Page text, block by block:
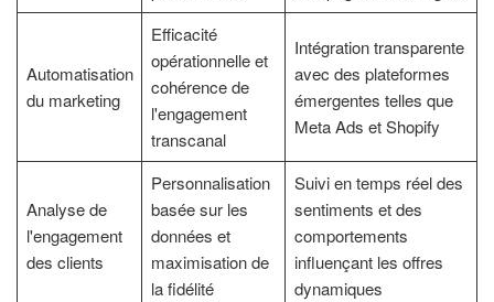
Automatisation
du marketing
Efficacité
opérationnelle et
cohérence de
l'engagement
transcanal
Intégration transparente
avec des plateformes
émergentes telles que
Meta Ads et Shopify
Analyse de
l'engagement
des clients
Personnalisation
basée sur les
données et
maximisation de
la fidélité
Suivi en temps réel des
sentiments et des
comportements
influençant les offres
dynamiques